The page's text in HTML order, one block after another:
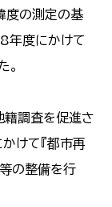
度の測定の基
年度にかけて
。
籍調査を促進さ
けて『都市再
の整備を行